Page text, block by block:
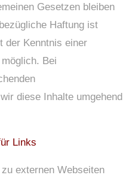
Gesetzen bleiben
Haftung ist
der Kenntnis einer
Bei
diese Inhalte umgehend
Links
externen Webseiten